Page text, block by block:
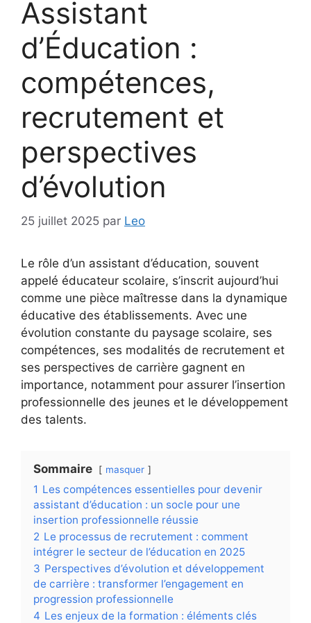
Assistant
d’Éducation :
compétences,
recrutement et
perspectives
d’évolution
25 juillet 2025 par Leo
Le rôle d’un assistant d’éducation, souvent
appelé éducateur scolaire, s’inscrit aujourd’hui
comme une pièce maîtresse dans la dynamique
éducative des établissements. Avec une
évolution constante du paysage scolaire, ses
compétences, ses modalités de recrutement et
ses perspectives de carrière gagnent en
importance, notamment pour assurer l’insertion
professionnelle des jeunes et le développement
des talents.
Sommaire masquer
1 Les compétences essentielles pour devenir
assistant d’éducation : un socle pour une
insertion professionnelle réussie
2 Le processus de recrutement : comment
intégrer le secteur de l’éducation en 2025
3 Perspectives d’évolution et développement
de carrière : transformer l’engagement en
progression professionnelle
4 Les enjeux de la formation : éléments clés